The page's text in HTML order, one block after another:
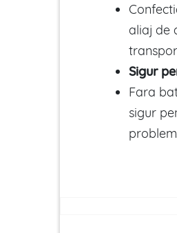
aliaj de
Sigur
Fara
sigur